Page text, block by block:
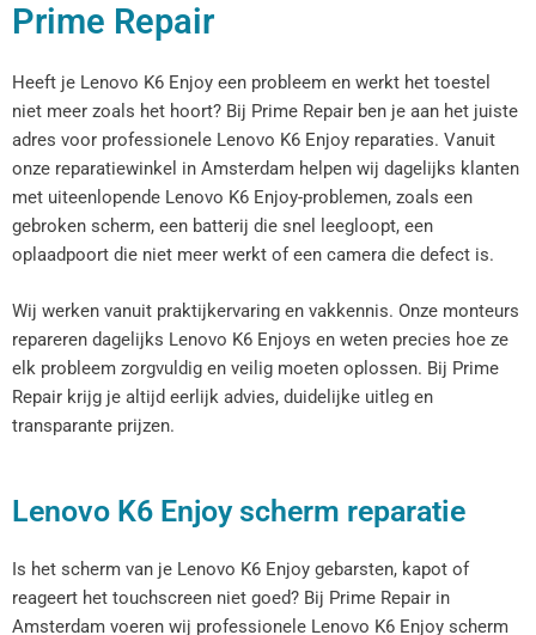
Prime Repair
Heeft je Lenovo K6 Enjoy een probleem en werkt het toestel
niet meer zoals het hoort? Bij Prime Repair ben je aan het juiste
adres voor professionele Lenovo K6 Enjoy reparaties. Vanuit
onze reparatiewinkel in Amsterdam helpen wij dagelijks klanten
met uiteenlopende Lenovo K6 Enjoy-problemen, zoals een
gebroken scherm, een batterij die snel leegloopt, een
oplaadpoort die niet meer werkt of een camera die defect is.
Wij werken vanuit praktijkervaring en vakkennis. Onze monteurs
repareren dagelijks Lenovo K6 Enjoys en weten precies hoe ze
elk probleem zorgvuldig en veilig moeten oplossen. Bij Prime
Repair krijg je altijd eerlijk advies, duidelijke uitleg en
transparante prijzen.
Lenovo K6 Enjoy scherm reparatie
Is het scherm van je Lenovo K6 Enjoy gebarsten, kapot of
reageert het touchscreen niet goed? Bij Prime Repair in
Amsterdam voeren wij professionele Lenovo K6 Enjoy scherm